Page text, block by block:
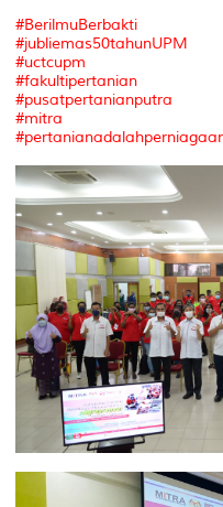
#BerilmuBerbakti
#jubliemas50tahunUPM
#uctcupm
#fakultipertanian
#pusatpertanianputra
#mitra